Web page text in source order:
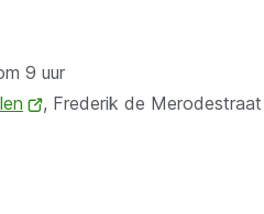
9 uur
(opent
, Frederik de